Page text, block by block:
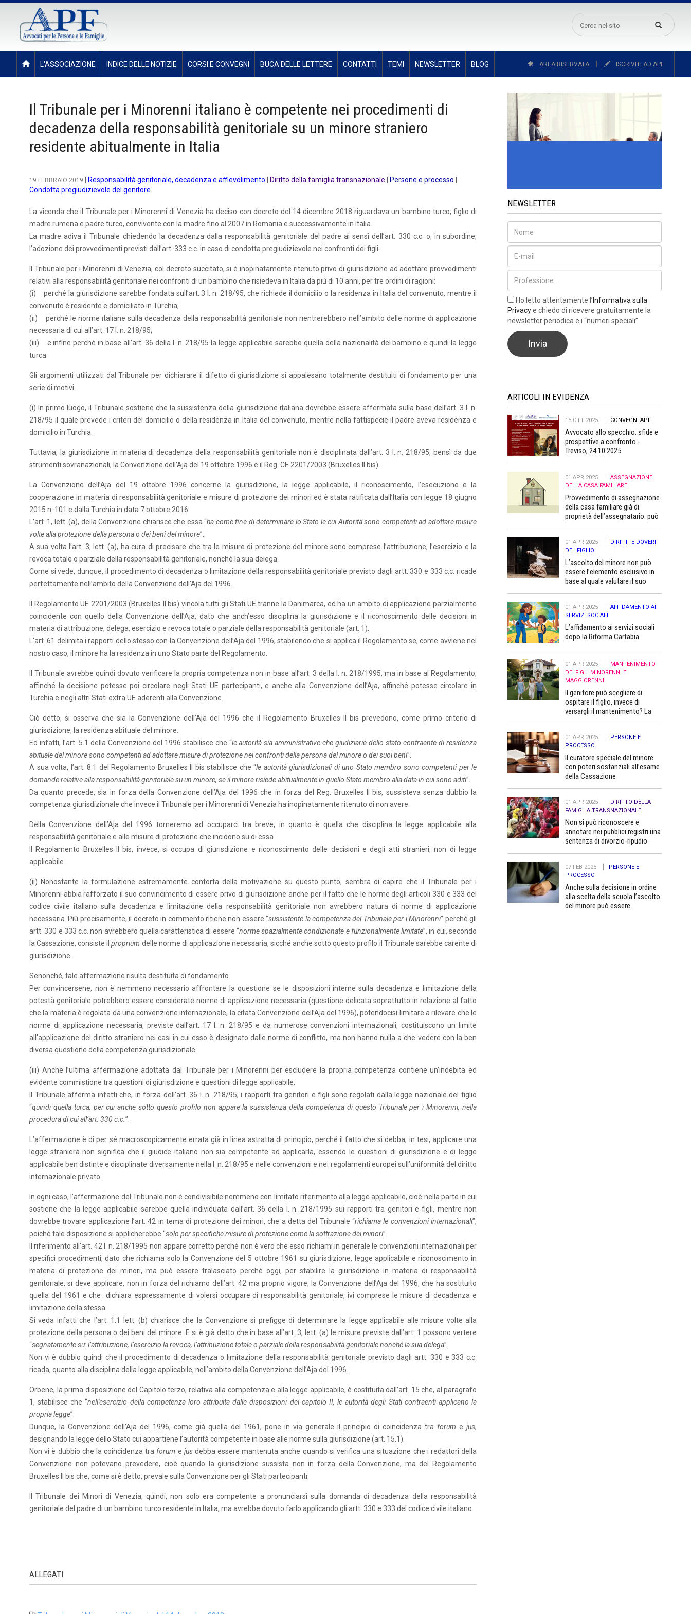
L'ASSOCIAZIONE INDICE DELLE NOTIZIE CORSI E CONVEGNI BUCA DELLE LETTERE CONTATTI TEMI NEWSLETTER BLOG AREA RISERVATA ISCRIVITI AD APF
Il Tribunale per i Minorenni italiano è competente nei procedimenti di
decadenza della responsabilità genitoriale su un minore straniero
residente abitualmente in Italia
19 FEBBRAIO 2019 Responsabilità genitoriale, decadenza e affievolimento Diritto della famiglia transnazionale Persone e processo
Condotta pregiudizievole del genitore
La vicenda che il Tribunale per i Minorenni di Venezia ha deciso con decreto del 14 dicembre 2018 riguardava un bambino turco, figlio di
madre rumena e padre turco, convivente con la madre fino al 2007 in Romania e successivamente in Italia.
La madre adiva il Tribunale chiedendo la decadenza dalla responsabilità genitoriale del padre ai sensi dell’art. 330 c.c. o, in subordine,
l’adozione dei provvedimenti previsti dall’art. 333 c.c. in caso di condotta pregiudizievole nei confronti dei figli.
Il Tribunale per i Minorenni di Venezia, col decreto succitato, si è inopinatamente ritenuto privo di giurisdizione ad adottare provvedimenti
relativi alla responsabilità genitoriale nei confronti di un bambino che risiedeva in Italia da più di 10 anni, per tre ordini di ragioni:
(i) perché la giurisdizione sarebbe fondata sull’art. 3 l. n. 218/95, che richiede il domicilio o la residenza in Italia del convenuto, mentre il
convenuto è residente e domiciliato in Turchia;
(ii) perché le norme italiane sulla decadenza della responsabilità genitoriale non rientrerebbero nell’ambito delle norme di applicazione
necessaria di cui all’art. 17 l. n. 218/95;
(iii) e infine perché in base all’art. 36 della l. n. 218/95 la legge applicabile sarebbe quella della nazionalità del bambino e quindi la legge
turca.
Gli argomenti utilizzati dal Tribunale per dichiarare il difetto di giurisdizione si appalesano totalmente destituiti di fondamento per una
serie di motivi.
(i) In primo luogo, il Tribunale sostiene che la sussistenza della giurisdizione italiana dovrebbe essere affermata sulla base dell’art. 3 l. n.
218/95 il quale prevede i criteri del domicilio o della residenza in Italia del convenuto, mentre nella fattispecie il padre aveva residenza e
domicilio in Turchia.
Tuttavia, la giurisdizione in materia di decadenza della responsabilità genitoriale non è disciplinata dall’art. 3 l. n. 218/95, bensì da due
strumenti sovranazionali, la Convenzione dell’Aja del 19 ottobre 1996 e il Reg. CE 2201/2003 (Bruxelles II bis).
La Convenzione dell’Aja del 19 ottobre 1996 concerne la giurisdizione, la legge applicabile, il riconoscimento, l’esecuzione e la
cooperazione in materia di responsabilità genitoriale e misure di protezione dei minori ed è stata ratificata dall’Italia con legge 18 giugno
2015 n. 101 e dalla Turchia in data 7 ottobre 2016.
L’art. 1, lett. (a), della Convenzione chiarisce che essa “ha come fine di determinare lo Stato le cui Autorità sono competenti ad adottare misure
volte alla protezione della persona o dei beni del minore”.
A sua volta l’art. 3, lett. (a), ha cura di precisare che tra le misure di protezione del minore sono comprese l’attribuzione, l’esercizio e la
revoca totale o parziale della responsabilità genitoriale, nonché la sua delega.
Come si vede, dunque, il procedimento di decadenza o limitazione della responsabilità genitoriale previsto dagli artt. 330 e 333 c.c. ricade
perfettamente nell’ambito della Convenzione dell’Aja del 1996.
Il Regolamento UE 2201/2003 (Bruxelles II bis) vincola tutti gli Stati UE tranne la Danimarca, ed ha un ambito di applicazione parzialmente
coincidente con quello della Convenzione dell’Aja, dato che anch’esso disciplina la giurisdizione e il riconoscimento delle decisioni in
materia di attribuzione, delega, esercizio e revoca totale o parziale della responsabilità genitoriale (art. 1).
L’art. 61 delimita i rapporti dello stesso con la Convenzione dell’Aja del 1996, stabilendo che si applica il Regolamento se, come avviene nel
nostro caso, il minore ha la residenza in uno Stato parte del Regolamento.
Il Tribunale avrebbe quindi dovuto verificare la propria competenza non in base all’art. 3 della l. n. 218/1995, ma in base al Regolamento,
affinché la decisione potesse poi circolare negli Stati UE partecipanti, e anche alla Convenzione dell’Aja, affinché potesse circolare in
Turchia e negli altri Stati extra UE aderenti alla Convenzione.
Ciò detto, si osserva che sia la Convenzione dell’Aja del 1996 che il Regolamento Bruxelles II bis prevedono, come primo criterio di
giurisdizione, la residenza abituale del minore.
Ed infatti, l’art. 5.1 della Convenzione del 1996 stabilisce che “le autorità sia amministrative che giudiziarie dello stato contraente di residenza
abituale del minore sono competenti ad adottare misure di protezione nei confronti della persona del minore o dei suoi beni”.
A sua volta, l’art. 8.1 del Regolamento Bruxelles II bis stabilisce che “le autorità giurisdizionali di uno Stato membro sono competenti per le
domande relative alla responsabilità genitoriale su un minore, se il minore risiede abitualmente in quello Stato membro alla data in cui sono aditi”.
Da quanto precede, sia in forza della Convenzione dell’Aja del 1996 che in forza del Reg. Bruxelles II bis, sussisteva senza dubbio la
competenza giurisdizionale che invece il Tribunale per i Minorenni di Venezia ha inopinatamente ritenuto di non avere.
Della Convenzione dell’Aja del 1996 torneremo ad occuparci tra breve, in quanto è quella che disciplina la legge applicabile alla
responsabilità genitoriale e alle misure di protezione che incidono su di essa.
Il Regolamento Bruxelles II bis, invece, si occupa di giurisdizione e riconoscimento delle decisioni e degli atti stranieri, non di legge
applicabile.
(ii) Nonostante la formulazione estremamente contorta della motivazione su questo punto, sembra di capire che il Tribunale per i
Minorenni abbia rafforzato il suo convincimento di essere privo di giurisdizione anche per il fatto che le norme degli articoli 330 e 333 del
codice civile italiano sulla decadenza e limitazione della responsabilità genitoriale non avrebbero natura di norme di applicazione
necessaria. Più precisamente, il decreto in commento ritiene non essere “sussistente la competenza del Tribunale per i Minorenni” perché gli
artt. 330 e 333 c.c. non avrebbero quella caratteristica di essere “norme spazialmente condizionate e funzionalmente limitate”, in cui, secondo
la Cassazione, consiste ilproprium delle norme di applicazione necessaria, sicché anche sotto questo profilo il Tribunale sarebbe carente di
giurisdizione.
Senonché, tale affermazione risulta destituita di fondamento.
Per convincersene, non è nemmeno necessario affrontare la questione se le disposizioni interne sulla decadenza e limitazione della
potestà genitoriale potrebbero essere considerate norme di applicazione necessaria (questione delicata soprattutto in relazione al fatto
che la materia è regolata da una convenzione internazionale, la citata Convenzione dell’Aja del 1996), potendocisi limitare a rilevare che le
norme di applicazione necessaria, previste dall’art. 17 l. n. 218/95 e da numerose convenzioni internazionali, costituiscono un limite
all’applicazione del diritto straniero nei casi in cui esso è designato dalle norme di conflitto, ma non hanno nulla a che vedere con la ben
diversa questione della competenza giurisdizionale.
(iii) Anche l’ultima affermazione adottata dal Tribunale per i Minorenni per escludere la propria competenza contiene un’indebita ed
evidente commistione tra questioni di giurisdizione e questioni di legge applicabile.
Il Tribunale afferma infatti che, in forza dell’art. 36 l. n. 218/95, i rapporti tra genitori e figli sono regolati dalla legge nazionale del figlio
“quindi quella turca, per cui anche sotto questo profilo non appare la sussistenza della competenza di questo Tribunale per i Minorenni, nella
procedura di cui all’art. 330 c.c. ”.
L’affermazione è di per sé macroscopicamente errata già in linea astratta di principio, perché il fatto che si debba, in tesi, applicare una
legge straniera non significa che il giudice italiano non sia competente ad applicarla, essendo le questioni di giurisdizione e di legge
applicabile ben distinte e disciplinate diversamente nella l. n. 218/95 e nelle convenzioni e nei regolamenti europei sull’uniformità del diritto
internazionale privato.
In ogni caso, l’affermazione del Tribunale non è condivisibile nemmeno con limitato riferimento alla legge applicabile, cioè nella parte in cui
sostiene che la legge applicabile sarebbe quella individuata dall’art. 36 della l. n. 218/1995 sui rapporti tra genitori e figli, mentre non
dovrebbe trovare applicazione l’art. 42 in tema di protezione dei minori, che a detta del Tribunale “richiama le convenzioni internazionali”,
poiché tale disposizione si applicherebbe “solo per specifiche misure di protezione come la sottrazione dei minori”.
Il riferimento all’art. 42 l. n. 218/1995 non appare corretto perché non è vero che esso richiami in generale le convenzioni internazionali per
specifici procedimenti, dato che richiama solo la Convenzione del 5 ottobre 1961 su giurisdizione, legge applicabile e riconoscimento in
materia di protezione dei minori, ma può essere tralasciato perché oggi, per stabilire la giurisdizione in materia di responsabilità
genitoriale, si deve applicare, non in forza del richiamo dell’art. 42 ma proprio vigore, la Convenzione dell’Aja del 1996, che ha sostituito
quella del 1961 e che dichiara espressamente di volersi occupare di responsabilità genitoriale, ivi comprese le misure di decadenza e
limitazione della stessa.
Si veda infatti che l’art. 1.1 lett. (b) chiarisce che la Convenzione si prefigge di determinare la legge applicabile alle misure volte alla
protezione della persona o dei beni del minore. E si è già detto che in base all’art. 3, lett. (a) le misure previste dall’art. 1 possono vertere
“segnatamente su: l’attribuzione, l’esercizio la revoca, l’attribuzione totale o parziale della responsabilità genitoriale nonché la sua delega”.
Non vi è dubbio quindi che il procedimento di decadenza o limitazione della responsabilità genitoriale previsto dagli artt. 330 e 333 c.c.
ricada, quanto alla disciplina della legge applicabile, nell’ambito della Convenzione dell’Aja del 1996.
Orbene, la prima disposizione del Capitolo terzo, relativa alla competenza e alla legge applicabile, è costituita dall’art. 15 che, al paragrafo
1, stabilisce che “nell'esercizio della competenza loro attribuita dalle disposizioni del capitolo II, le autorità degli Stati contraenti applicano la
propria legge”.
Dunque, la Convenzione dell’Aja del 1996, come già quella del 1961, pone in via generale il principio di coincidenza tra forum e jus,
designando la legge dello Stato cui appartiene l’autorità competente in base alle norme sulla giurisdizione (art. 15.1).
Non vi è dubbio che la coincidenza tra forum e jus debba essere mantenuta anche quando si verifica una situazione che i redattori della
Convenzione non potevano prevedere, cioè quando la giurisdizione sussista non in forza della Convenzione, ma del Regolamento
Bruxelles II bis che, come si è detto, prevale sulla Convenzione per gli Stati partecipanti.
Il Tribunale dei Minori di Venezia, quindi, non solo era competente a pronunciarsi sulla domanda di decadenza della responsabilità
genitoriale del padre di un bambino turco residente in Italia, ma avrebbe dovuto farlo applicando gli artt. 330 e 333 del codice civile italiano.
ALLEGATI
NEWSLETTER
Ho letto attentamente l’ Informativa sulla
Privacye chiedo di ricevere gratuitamente la
newsletter periodica e i “numeri speciali”
ARTICOLI IN EVIDENZA
15 OTT 2025 CONVEGNI APF
Avvocato allo specchio: sfide e
prospettive a confronto -
Treviso, 24.10.2025
01 APR 2025
ASSEGNAZIONE
DELLA CASA FAMILIARE
Provvedimento di assegnazione
della casa familiare già di
proprietà dell’assegnatario: può
01 APR 2025
DIRITTI E DOVERI
DEL FIGLIO
L’ascolto del minore non può
essere l’elemento esclusivo in
base al quale valutare il suo
01 APR 2025
AFFIDAMENTO AI
SERVIZI SOCIALI
L’affidamento ai servizi sociali
dopo la Riforma Cartabia
01 APR 2025
MANTENIMENTO
DEI FIGLI MINORENNI E
MAGGIORENNI
Il genitore può scegliere di
ospitare il figlio, invece di
versargli il mantenimento? La
01 APR 2025
PERSONE E
PROCESSO
Il curatore speciale del minore
con poteri sostanziali all’esame
della Cassazione
01 APR 2025
DIRITTO DELLA
FAMIGLIA TRANSNAZIONALE
Non si può riconoscere e
annotare nei pubblici registri una
sentenza di divorzio-ripudio
pubblico
07 FEB 2025
PERSONE E
PROCESSO
Anche sulla decisione in ordine
alla scelta della scuola l’ascolto
del minore può essere